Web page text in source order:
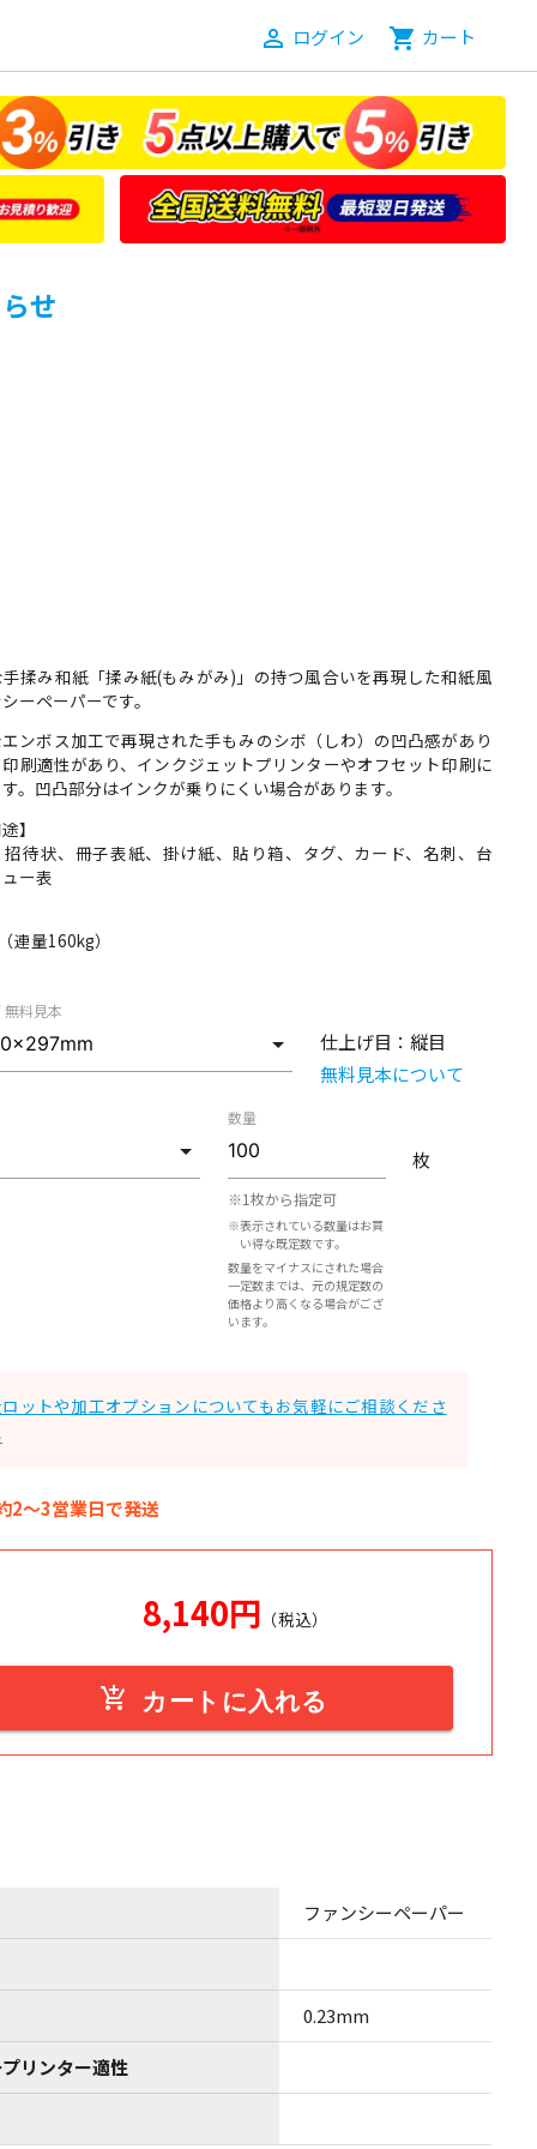
person_outline ログイン shopping_cart カート
せ
揉み和紙「揉み紙(もみがみ)」の持つ風合いを再現した和紙風
ーペーパーです。
ンボス加工で再現された手もみのシボ（しわ）の凹凸感があり
刷適性があり、インクジェットプリンターやオフセット印刷に
。凹凸部分はインクが乗りにくい場合があります。
】
待状、冊子表紙、掛け紙、貼り箱、タグ、カード、名刺、台
ー表
連量160kg）
料見本
仕上げ目： 縦目
無料見本について
数量
※1枚から指定可
※表示されている数量はお買
い得な既定数です。
数量をマイナスにされた場合
一定数までは、元の規定数の
価格より高くなる場合がござ
います。
枚
ットや加工オプションについてもお気軽にご相談くださ
2～3営業日で発送
8,140円 （税込）
add_shopping_cart カートに入れる
ファンシーペーパー
0.23mm
リンター適性